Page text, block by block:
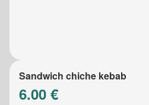
Sandwich chiche kebab
6.00 €